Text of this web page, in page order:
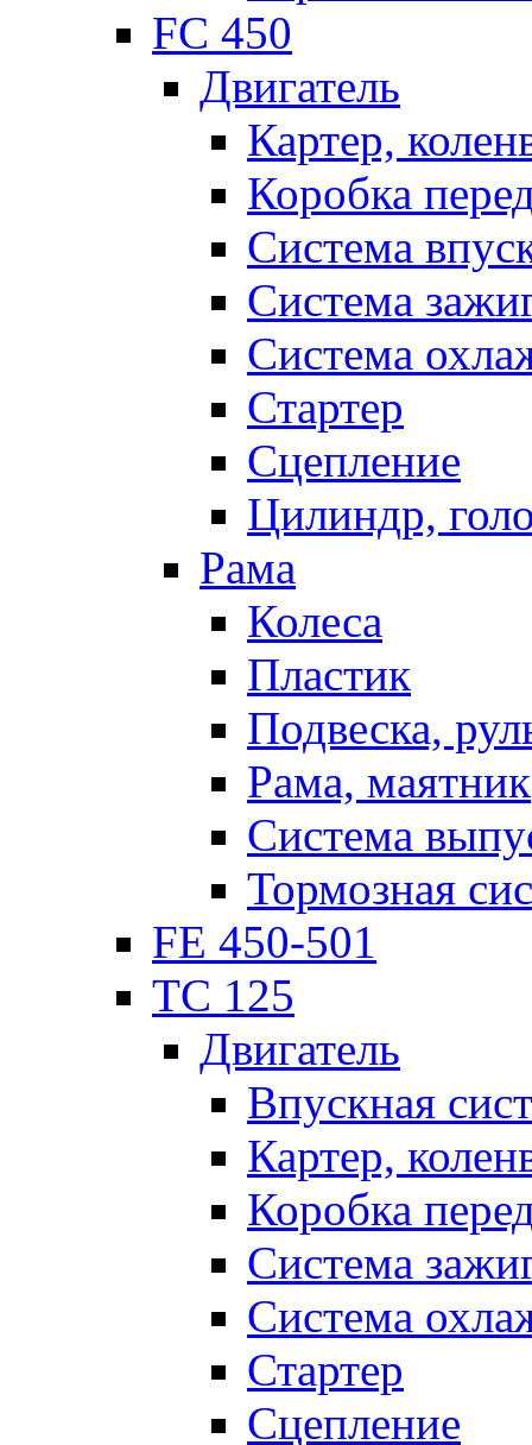
FC 450
Двигатель
Картер,
Коробка
Система
Система
Система
Стартер
Сцепление
Цилиндр,
Рама
Колеса
Пластик
Подвеска,
Рама, маятник
Система
Тормозная
FE 450-501
TC 125
Двигатель
Впускная
Картер,
Коробка
Система
Система
Стартер
Сцепление